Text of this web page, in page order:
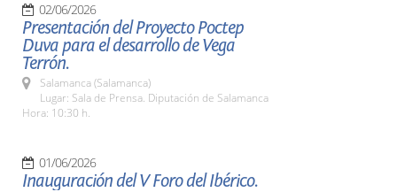
02/06/2026
Presentación del Proyecto Poctep
Duva para el desarrollo de Vega
Terrón.
Salamanca (Salamanca)
Lugar: Sala de Prensa. Diputación de Salamanca
Hora: 10:30 h.
01/06/2026
Inauguración del V Foro del Ibérico.